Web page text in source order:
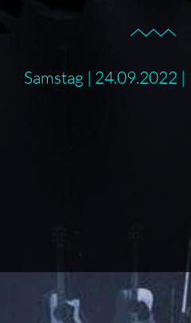
Samstag | 24.09.2022